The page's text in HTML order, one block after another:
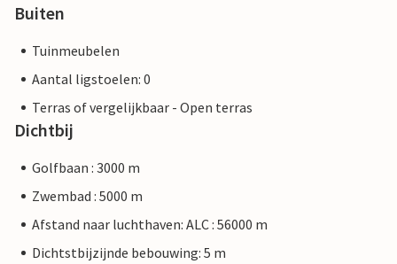
Buiten
Tuinmeubelen
Aantal ligstoelen: 0
Terras of vergelijkbaar - Open terras
Dichtbij
Golfbaan : 3000 m
Zwembad : 5000 m
Afstand naar luchthaven: ALC : 56000 m
Dichtstbijzijnde bebouwing: 5 m